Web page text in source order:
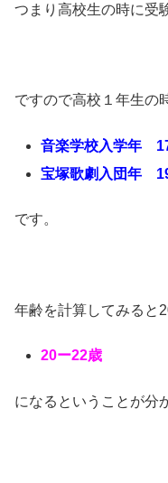
つまり高校生の時に受
ですので高校１年生の
音楽学校入学年
宝塚歌劇入団年
です。
年齢を計算してみると
20ー22歳
になるということが分